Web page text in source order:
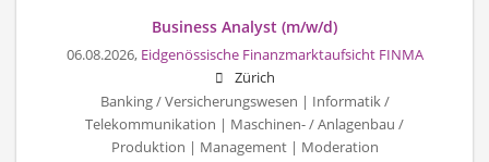
Business Analyst (m/w/d)
06.08.2026, Eidgenössische Finanzmarktaufsicht FINMA
Zürich
Banking / Versicherungswesen | Informatik /
Telekommunikation | Maschinen- / Anlagenbau /
Produktion | Management | Moderation